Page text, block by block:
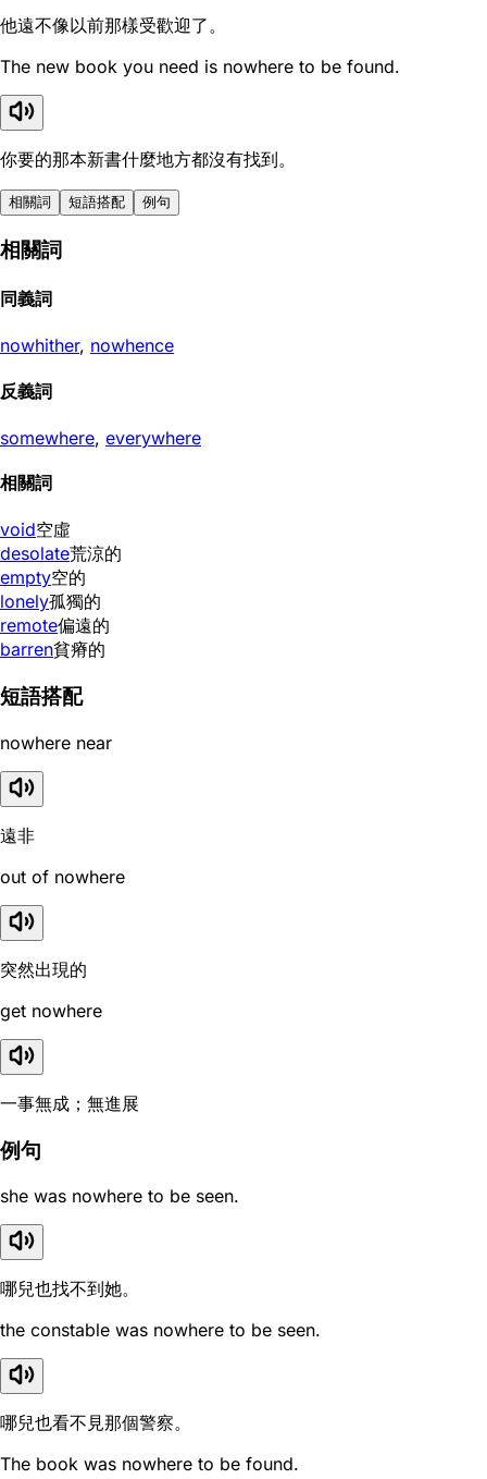
他遠不像以前那樣受歡迎了。
The new book you need is nowhere to be found.
你要的那本新書什麼地方都沒有找到。
相關詞 短語搭配 例句
相關詞
同義詞
nowhither, nowhence
反義詞
somewhere, everywhere
相關詞
void空虛
desolate荒涼的
empty空的
lonely孤獨的
remote偏遠的
barren貧瘠的
短語搭配
nowhere near
遠非
out of nowhere
突然出現的
get nowhere
一事無成；無進展
例句
she was nowhere to be seen.
哪兒也找不到她。
the constable was nowhere to be seen.
哪兒也看不見那個警察。
The book was nowhere to be found.